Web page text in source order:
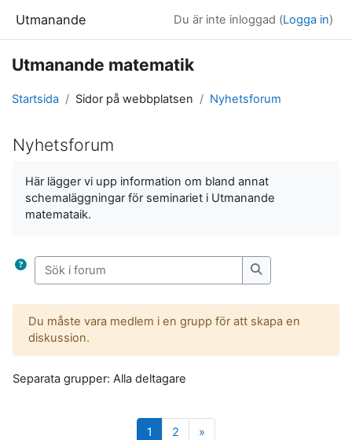
Utmanande Du är inte inloggad (Logga in)
Utmanande matematik
Startsida Sidor på webbplatsen Nyhetsforum
Nyhetsforum
Här lägger vi upp information om bland annat
schemaläggningar för seminariet i Utmanande
matemataik.
Sök i forum
Sök i forum
Du måste vara medlem i en grupp för att skapa en
diskussion.
Separata grupper: Alla deltagare
1 Sida 1
2 Sida 2
»